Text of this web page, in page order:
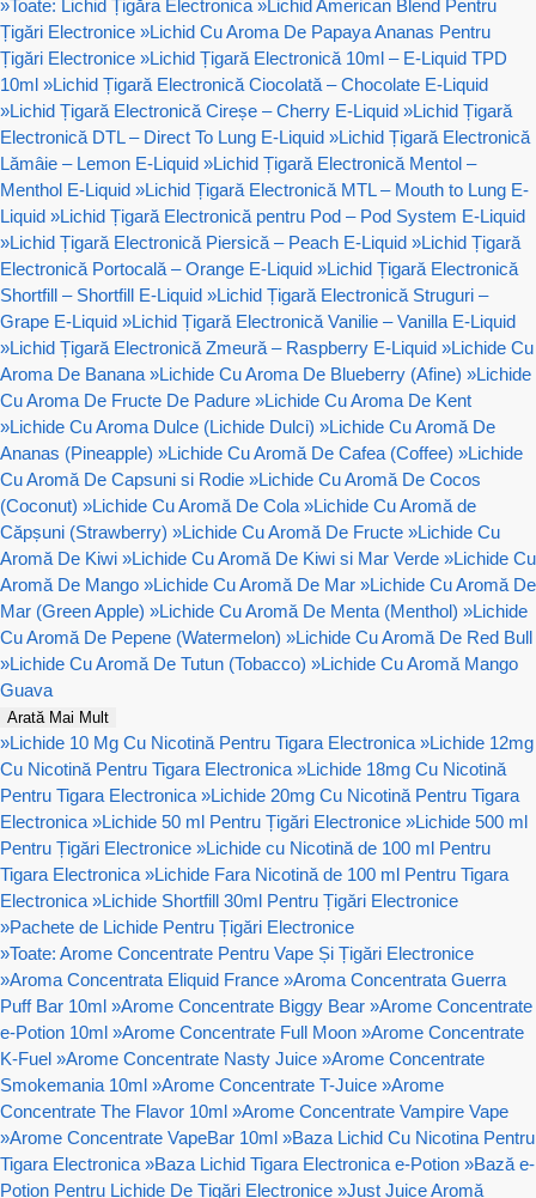
»Toate: Lichid Țigăra Electronica »Lichid American Blend Pentru
Țigări Electronice »Lichid Cu Aroma De Papaya Ananas Pentru
Țigări Electronice »Lichid Țigară Electronică 10ml – E-Liquid TPD
10ml »Lichid Țigară Electronică Ciocolată – Chocolate E-Liquid
»Lichid Țigară Electronică Cireșe – Cherry E-Liquid »Lichid Țigară
Electronică DTL – Direct To Lung E-Liquid »Lichid Țigară Electronică
Lămâie – Lemon E-Liquid »Lichid Țigară Electronică Mentol –
Menthol E-Liquid »Lichid Țigară Electronică MTL – Mouth to Lung E-
Liquid »Lichid Țigară Electronică pentru Pod – Pod System E-Liquid
»Lichid Țigară Electronică Piersică – Peach E-Liquid »Lichid Țigară
Electronică Portocală – Orange E-Liquid »Lichid Țigară Electronică
Shortfill – Shortfill E-Liquid »Lichid Țigară Electronică Struguri –
Grape E-Liquid »Lichid Țigară Electronică Vanilie – Vanilla E-Liquid
»Lichid Țigară Electronică Zmeură – Raspberry E-Liquid »Lichide Cu
Aroma De Banana »Lichide Cu Aroma De Blueberry (Afine) »Lichide
Cu Aroma De Fructe De Padure »Lichide Cu Aroma De Kent
»Lichide Cu Aroma Dulce (Lichide Dulci) »Lichide Cu Aromă De
Ananas (Pineapple) »Lichide Cu Aromă De Cafea (Coffee) »Lichide
Cu Aromă De Capsuni si Rodie »Lichide Cu Aromă De Cocos
(Coconut) »Lichide Cu Aromă De Cola »Lichide Cu Aromă de
Căpșuni (Strawberry) »Lichide Cu Aromă De Fructe »Lichide Cu
Aromă De Kiwi »Lichide Cu Aromă De Kiwi si Mar Verde »Lichide Cu
Aromă De Mango »Lichide Cu Aromă De Mar »Lichide Cu Aromă De
Mar (Green Apple) »Lichide Cu Aromă De Menta (Menthol) »Lichide
Cu Aromă De Pepene (Watermelon) »Lichide Cu Aromă De Red Bull
»Lichide Cu Aromă De Tutun (Tobacco) »Lichide Cu Aromă Mango
Guava
Arată Mai Mult
»Lichide 10 Mg Cu Nicotină Pentru Tigara Electronica »Lichide 12mg
Cu Nicotină Pentru Tigara Electronica »Lichide 18mg Cu Nicotină
Pentru Tigara Electronica »Lichide 20mg Cu Nicotină Pentru Tigara
Electronica »Lichide 50 ml Pentru Țigări Electronice »Lichide 500 ml
Pentru Țigări Electronice »Lichide cu Nicotină de 100 ml Pentru
Tigara Electronica »Lichide Fara Nicotină de 100 ml Pentru Tigara
Electronica »Lichide Shortfill 30ml Pentru Țigări Electronice
»Pachete de Lichide Pentru Țigări Electronice
»Toate: Arome Concentrate Pentru Vape Și Țigări Electronice
»Aroma Concentrata Eliquid France »Aroma Concentrata Guerra
Puff Bar 10ml »Arome Concentrate Biggy Bear »Arome Concentrate
e-Potion 10ml »Arome Concentrate Full Moon »Arome Concentrate
K-Fuel »Arome Concentrate Nasty Juice »Arome Concentrate
Smokemania 10ml »Arome Concentrate T-Juice »Arome
Concentrate The Flavor 10ml »Arome Concentrate Vampire Vape
»Arome Concentrate VapeBar 10ml »Baza Lichid Cu Nicotina Pentru
Tigara Electronica »Baza Lichid Tigara Electronica e-Potion »Bază e-
Potion Pentru Lichide De Țigări Electronice »Just Juice Aromă